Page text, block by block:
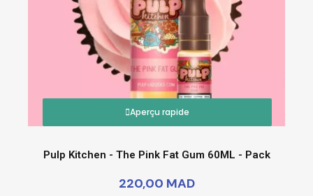
Aperçu rapide
Pulp Kitchen - The Pink Fat Gum 60ML - Pack
220,00 MAD